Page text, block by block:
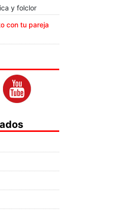
y folclor
con tu pareja